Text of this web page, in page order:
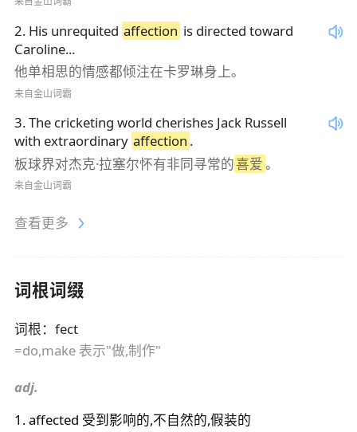
2. His unrequited affection is directed toward
Caroline...
他单相思的情感都倾注在卡罗琳身上。
来自金山词霸
3.The cricketing world cherishes Jack Russell
with extraordinary affection .
板球界对杰克·拉塞尔怀有非同寻常的喜爱。
来自金山词霸
查看更多
词根词缀
词根： fect
=do,make 表示"做,制作"
adj.
1 .affected 受到影响的,不自然的,假装的